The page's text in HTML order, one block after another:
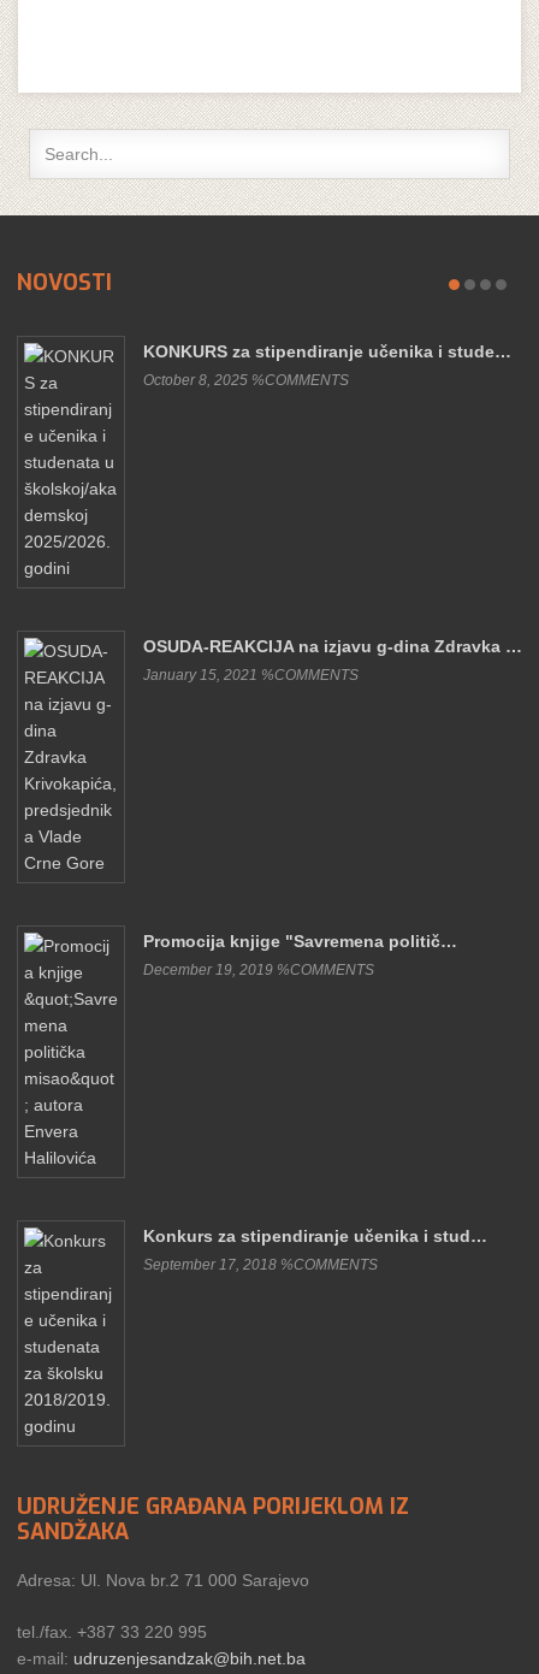
NOVOSTI
KONKURS za stipendiranje učenika i stude…
October 8, 2025 %COMMENTS
OSUDA-REAKCIJA na izjavu g-dina Zdravka …
January 15, 2021 %COMMENTS
Promocija knjige "Savremena politič…
December 19, 2019 %COMMENTS
Konkurs za stipendiranje učenika i stud…
September 17, 2018 %COMMENTS
UDRUŽENJE GRAĐANA PORIJEKLOM IZ
SANDŽAKA
Adresa: Ul. Nova br.2 71 000 Sarajevo
tel./fax. +387 33 220 995
e-mail: udruzenjesandzak@bih.net.ba